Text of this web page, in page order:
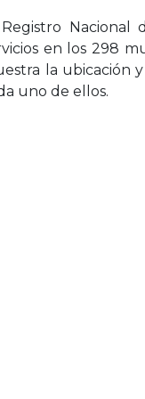
Nacional
en los 298
la ubicación
uno de ellos.